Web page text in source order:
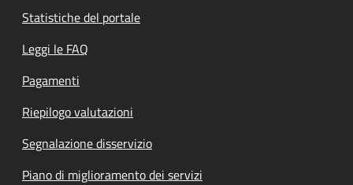
Statistiche del portale
Leggi le FAQ
Pagamenti
Riepilogo valutazioni
Segnalazione disservizio
Piano di miglioramento dei servizi